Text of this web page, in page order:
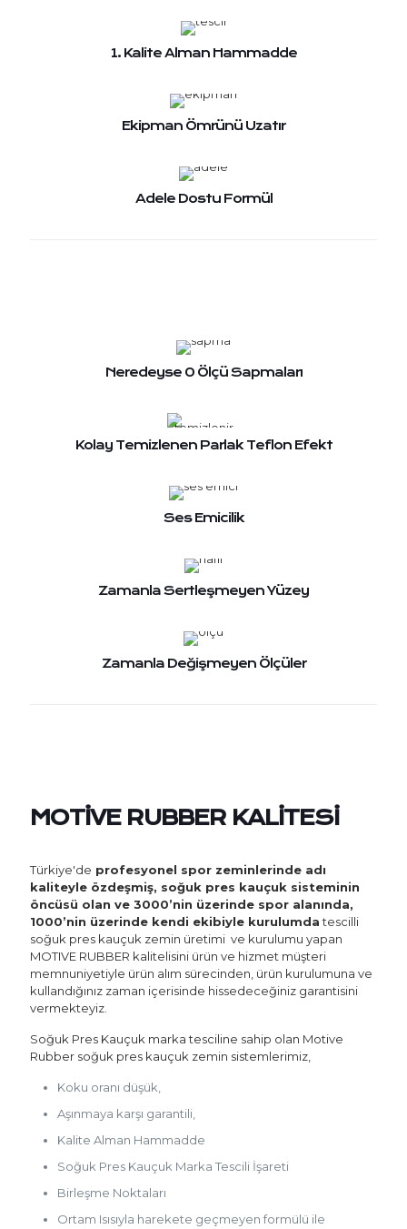
1. Kalite Alman Hammadde
Ekipman Ömrünü Uzatır
Adele Dostu Formül
Neredeyse 0 Ölçü Sapmaları
Kolay Temizlenen Parlak Teflon Efekt
Ses Emicilik
Zamanla Sertleşmeyen Yüzey
Zamanla Değişmeyen Ölçüler
MOTİVE RUBBER KALİTESİ
Türkiye'de profesyonel spor zeminlerinde adı
kaliteyle özdeşmiş, soğuk pres kauçuk sisteminin
öncüsü olan ve 3000’nin üzerinde spor alanında,
1000’nin üzerinde kendi ekibiyle kurulumdatescilli
soğuk pres kauçuk zemin üretimi ve kurulumu yapan
MOTIVE RUBBER kalitelisini ürün ve hizmet müşteri
memnuniyetiyle ürün alım sürecinden, ürün kurulumuna ve
kullandığınız zaman içerisinde hissedeceğiniz garantisini
vermekteyiz.
Soğuk Pres Kauçuk marka tesciline sahip olan Motive
Rubber soğuk pres kauçuk zemin sistemlerimiz,
Koku oranı düşük,
Aşınmaya karşı garantili,
Kalite Alman Hammadde
Soğuk Pres Kauçuk Marka Tescili İşareti
Birleşme Noktaları
Ortam Isısıyla harekete geçmeyen formülü ile